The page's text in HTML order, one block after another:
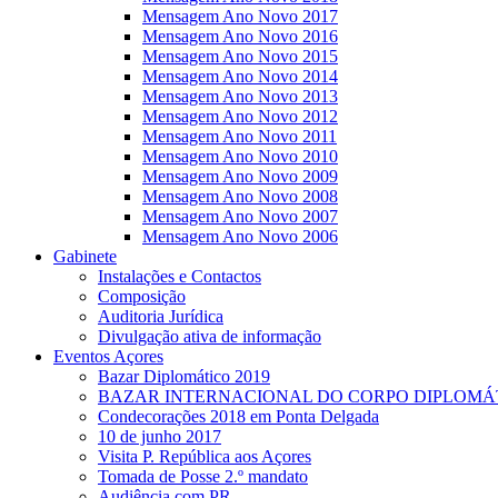
Mensagem Ano Novo 2017
Mensagem Ano Novo 2016
Mensagem Ano Novo 2015
Mensagem Ano Novo 2014
Mensagem Ano Novo 2013
Mensagem Ano Novo 2012
Mensagem Ano Novo 2011
Mensagem Ano Novo 2010
Mensagem Ano Novo 2009
Mensagem Ano Novo 2008
Mensagem Ano Novo 2007
Mensagem Ano Novo 2006
Gabinete
Instalações e Contactos
Composição
Auditoria Jurídica
Divulgação ativa de informação
Eventos Açores
Bazar Diplomático 2019
BAZAR INTERNACIONAL DO CORPO
Condecorações 2018 em Ponta Delgada
10 de junho 2017
Visita P. República aos Açores
Tomada de Posse 2.º mandato